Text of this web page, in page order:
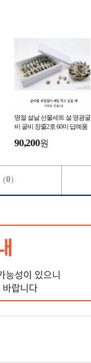
명절 설날 선물세트 설 영광굴
비 굴비 장줄2호 60미 답례품
90,200원
(0)